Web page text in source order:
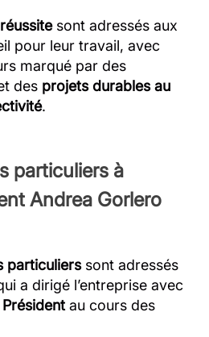
sont adressés aux
pour leur travail, avec
marqué par des
des projets durables au
.
particuliers à
Andrea Gorlero
particulierssont adressés
a dirigé l’entreprise avec
Président au cours des